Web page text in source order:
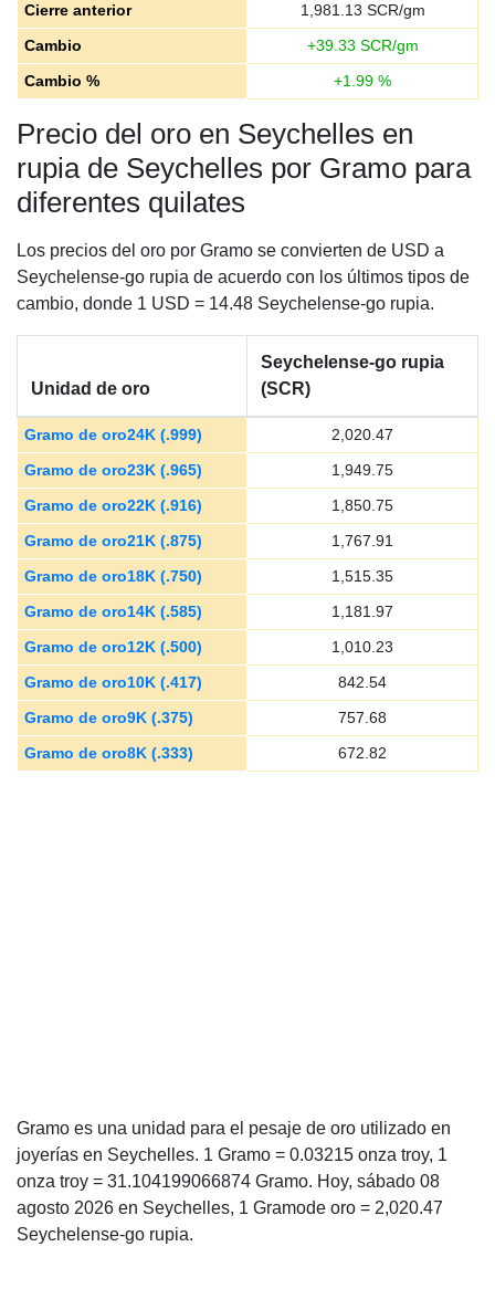
Cierre anterior
1,981.13 SCR/gm
Cambio
+39.33 SCR/gm
Cambio %
+1.99 %
Precio del oro en Seychelles en
rupia de Seychelles por Gramo para
diferentes quilates
Los precios del oro por Gramo se convierten de USD a
Seychelense-go rupia de acuerdo con los últimos tipos de
cambio, donde 1 USD = 14.48 Seychelense-go rupia.
Unidad de oro
Seychelense-go rupia
(SCR)
Gramo de oro24K (.999)
2,020.47
Gramo de oro23K (.965)
1,949.75
Gramo de oro22K (.916)
1,850.75
Gramo de oro21K (.875)
1,767.91
Gramo de oro18K (.750)
1,515.35
Gramo de oro14K (.585)
1,181.97
Gramo de oro12K (.500)
1,010.23
Gramo de oro10K (.417)
842.54
Gramo de oro9K (.375)
757.68
Gramo de oro8K (.333)
672.82
Gramo es una unidad para el pesaje de oro utilizado en
joyerías en Seychelles. 1 Gramo = 0.03215 onza troy, 1
onza troy = 31.104199066874 Gramo. Hoy, sábado 08
agosto 2026 en Seychelles, 1 Gramode oro = 2,020.47
Seychelense-go rupia.